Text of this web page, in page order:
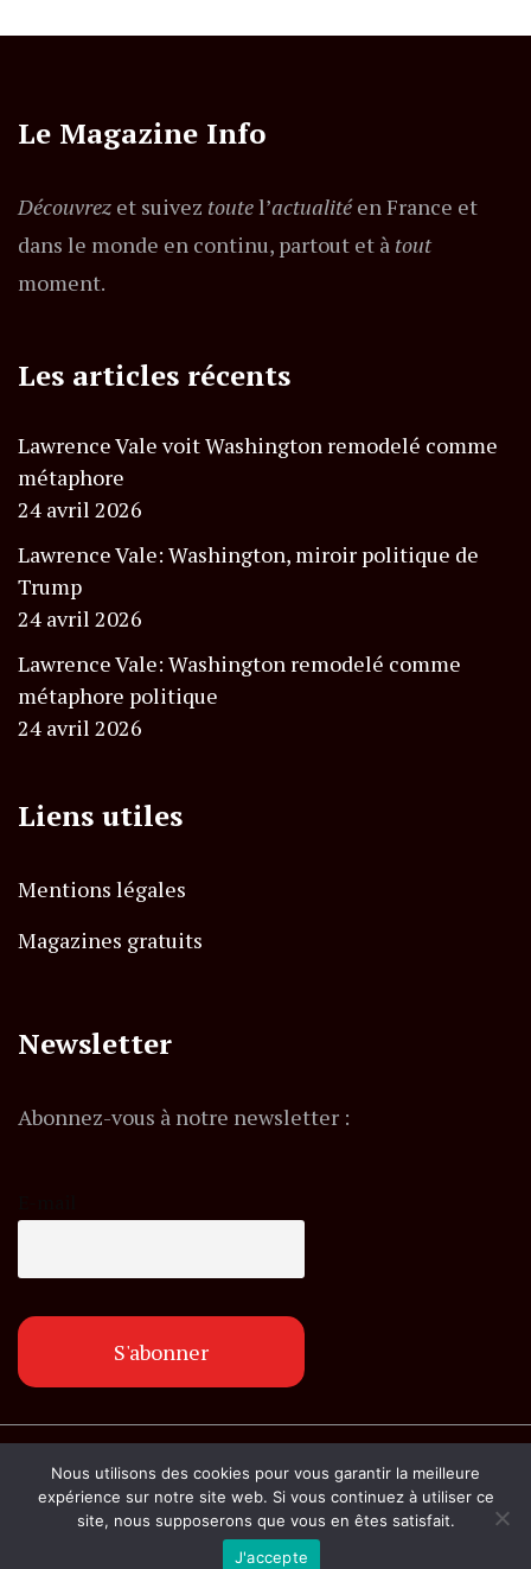
Le Magazine Info
Découvrez et suivez toutel’actualitéen France et
dans le monde en continu, partout et à tout
moment.
Les articles récents
Lawrence Vale voit Washington remodelé comme
métaphore
24 avril 2026
Lawrence Vale: Washington, miroir politique de
Trump
24 avril 2026
Lawrence Vale: Washington remodelé comme
métaphore politique
24 avril 2026
Liens utiles
Mentions légales
Magazines gratuits
Newsletter
Abonnez-vous à notre newsletter :
© Copyright lemagazineinfo.fr. Tous droits
réservés.
Nous utilisons des cookies pour vous garantir la meilleure
expérience sur notre site web. Si vous continuez à utiliser ce
site, nous supposerons que vous en êtes satisfait.
J'accepte